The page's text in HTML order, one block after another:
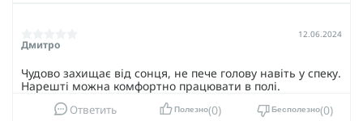
Дмитро
12.06.2024
Чудово захищає від сонця, не пече голову навіть у спеку.
Нарешті можна комфортно працювати в полі.
Ответить Полезно 0 Бесполезно 0